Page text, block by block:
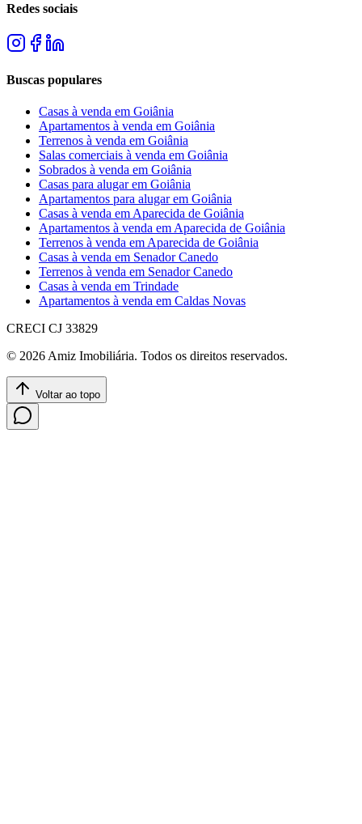
Redes sociais
Buscas populares
Casas à venda em Goiânia
Apartamentos à venda em Goiânia
Terrenos à venda em Goiânia
Salas comerciais à venda em Goiânia
Sobrados à venda em Goiânia
Casas para alugar em Goiânia
Apartamentos para alugar em Goiânia
Casas à venda em Aparecida de Goiânia
Apartamentos à venda em Aparecida de Goiânia
Terrenos à venda em Aparecida de Goiânia
Casas à venda em Senador Canedo
Terrenos à venda em Senador Canedo
Casas à venda em Trindade
Apartamentos à venda em Caldas Novas
CRECI CJ 33829
© 2026Amiz Imobiliária. Todos os direitos reservados.
Voltar ao topo